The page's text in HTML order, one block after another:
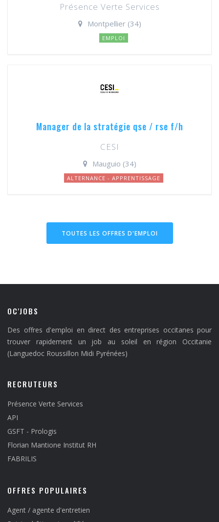
Présence Verte Services
Montpellier (34)
EMPLOI
Manager de la stratégie qse / rse f/h
CESI
Mauguio (34)
ALTERNANCE - APPRENTISSAGE
TOUTES LES OFFRES D'EMPLOI
OC'JOBS
Des offres d'emploi en direct des entreprises occitanes pour
trouver rapidement un job au soleil en région Occitanie
(Languedoc Roussillon Midi Pyrénées)
RECRUTEURS
Présence Verte Services
API
GSFT - Prologis
Florian Mantione Institut RH
FABRILIS
OFFRES POPULAIRES
Agent / agente d'entretien